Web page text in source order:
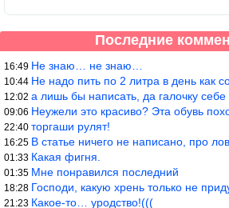
Последние
16:49 Не знаю… не знаю…
10:44 Не надо пить по 2 литра в день как
12:02 а лишь бы написать, да галочку себе
09:06 Неужели это красиво? Эта обувь похожа
22:40 торгаши рулят!
16:25 В статье ничего не написано, про ловушки
01:33 Какая фигня.
01:35 Мне понравился последний
18:28 Господи, какую хрень только не
21:23 Какое-то… уродство!(((